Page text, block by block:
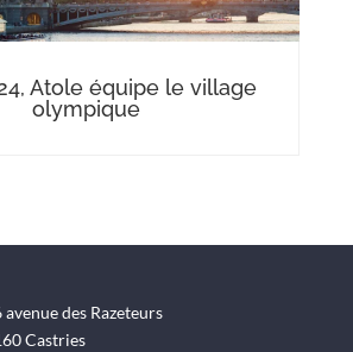
Atole équipe le village
olympique
avenue des Razeteurs
Castries